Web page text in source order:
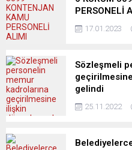
PERSONELİ
17.01.2023
Sözleşmeli
gelindi
25.11.2022